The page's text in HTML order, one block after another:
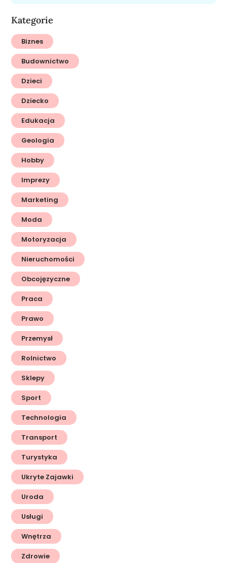
Kategorie
Biznes
Budownictwo
Dzieci
Dziecko
Edukacja
Geologia
Hobby
Imprezy
Marketing
Moda
Motoryzacja
Nieruchomości
Obcojęzyczne
Praca
Prawo
Przemysł
Rolnictwo
Sklepy
Sport
Technologia
Transport
Turystyka
Ukryte Zajawki
Uroda
Usługi
Wnętrza
Zdrowie